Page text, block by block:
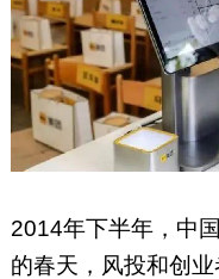
2014年下半年，中
的春天，风投和创